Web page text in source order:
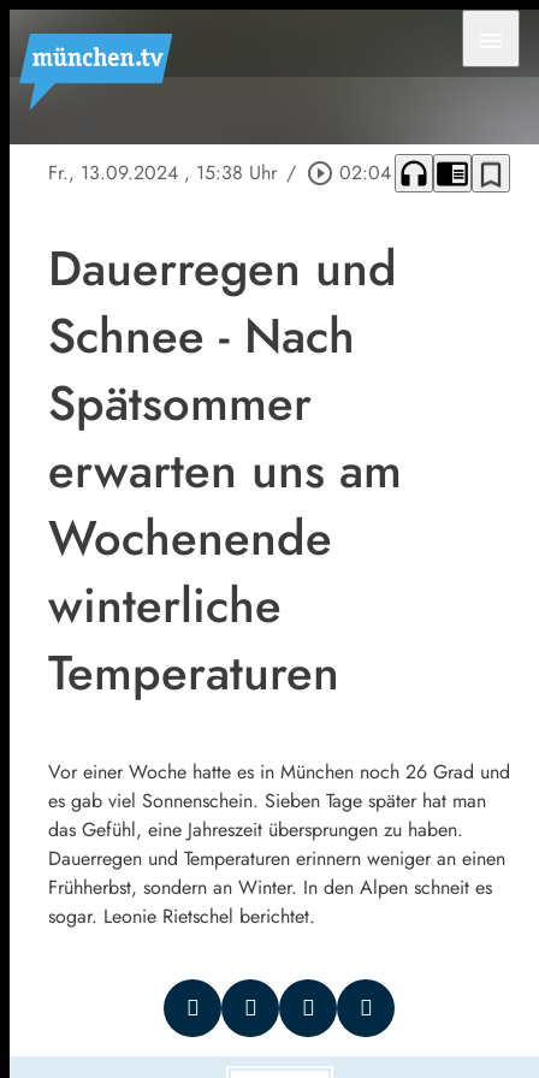
Fr., 13.09.2024 , 15:38 Uhr / play_circle_outline 02:04 headphones chrome_reader_mode bookmark_border
Dauerregen und
Schnee - Nach
Spätsommer
erwarten uns am
Wochenende
winterliche
Temperaturen
Vor einer Woche hatte es in München noch 26 Grad und
es gab viel Sonnenschein. Sieben Tage später hat man
das Gefühl, eine Jahreszeit übersprungen zu haben.
Dauerregen und Temperaturen erinnern weniger an einen
Frühherbst, sondern an Winter. In den Alpen schneit es
sogar. Leonie Rietschel berichtet.